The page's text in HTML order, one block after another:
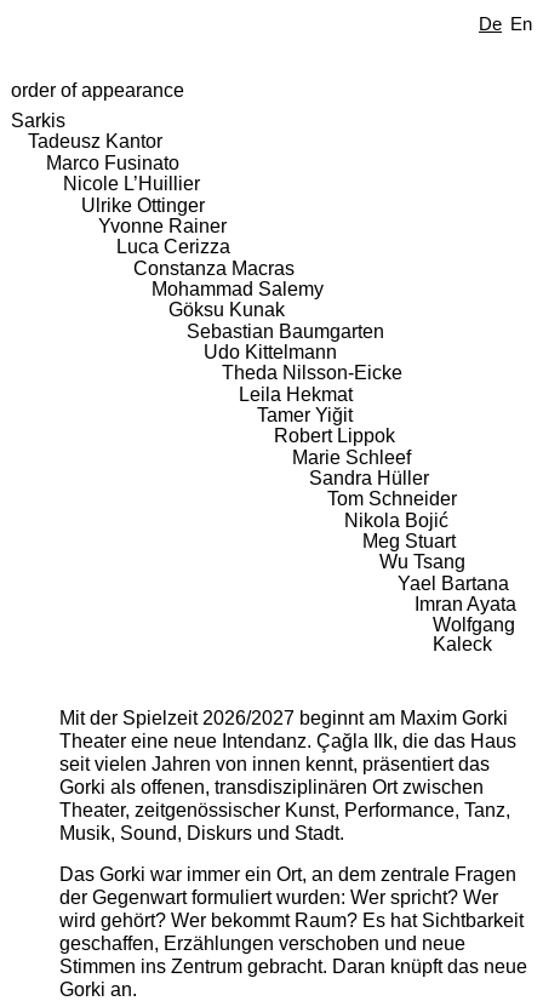
De En
order of appearance
Sarkis
Tadeusz Kantor
Marco Fusinato
Nicole L’Huillier
Ulrike Ottinger
Yvonne Rainer
Luca Cerizza
Constanza Macras
Mohammad Salemy
Göksu Kunak
Sebastian Baumgarten
Udo Kittelmann
Theda Nilsson-Eicke
Leila Hekmat
Tamer Yiğit
Robert Lippok
Marie Schleef
Sandra Hüller
Tom Schneider
Nikola Bojić
Meg Stuart
Wu Tsang
Yael Bartana
Imran Ayata
Wolfgang
Kaleck
Mit der Spielzeit 2026/2027 beginnt am Maxim Gorki
Theater eine neue Intendanz. Çağla Ilk, die das Haus
seit vielen Jahren von innen kennt, präsentiert das
Gorki als offenen, transdisziplinären Ort zwischen
Theater, zeitgenössischer Kunst, Performance, Tanz,
Musik, Sound, Diskurs und Stadt.
Das Gorki war immer ein Ort, an dem zentrale Fragen
der Gegenwart formuliert wurden: Wer spricht? Wer
wird gehört? Wer bekommt Raum? Es hat Sichtbarkeit
geschaffen, Erzählungen verschoben und neue
Stimmen ins Zentrum gebracht. Daran knüpft das neue
Gorki an.